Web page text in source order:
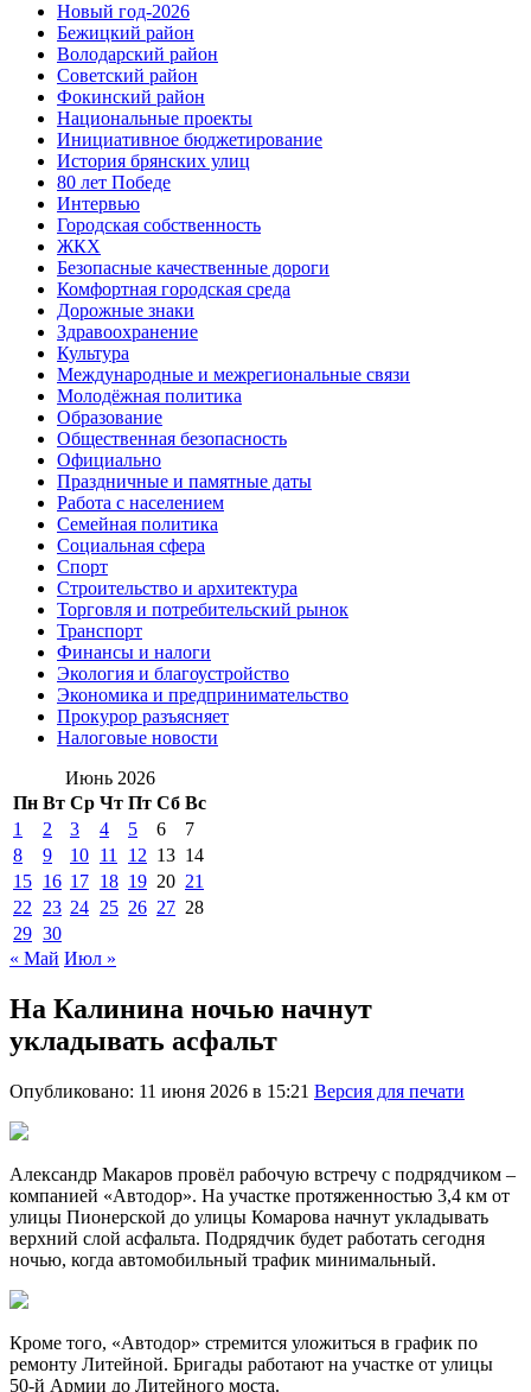
Новый год-2026
Бежицкий район
Володарский район
Советский район
Фокинский район
Национальные проекты
Инициативное бюджетирование
История брянских улиц
80 лет Победе
Интервью
Городская собственность
ЖКХ
Безопасные качественные дороги
Комфортная городская среда
Дорожные знаки
Здравоохранение
Культура
Международные и межрегиональные связи
Молодёжная политика
Образование
Общественная безопасность
Официально
Праздничные и памятные даты
Работа с населением
Семейная политика
Социальная сфера
Спорт
Строительство и архитектура
Торговля и потребительский рынок
Транспорт
Финансы и налоги
Экология и благоустройство
Экономика и предпринимательство
Прокурор разъясняет
Налоговые новости
Июнь 2026
Пн Вт Ср Чт Пт Сб Вс
1
2 3 4 5 6
7
8
9 10 11 12 13 14
15 16 17 18 19 20 21
22
23 24 25 26 27 28
29 30
« Май Июл »
На Калинина ночью начнут
укладывать асфальт
Опубликовано: 11 июня 2026 в 15:21 Версия для печати
Александр Макаров провёл рабочую встречу с подрядчиком –
компанией «Автодор». На участке протяженностью 3,4 км от
улицы Пионерской до улицы Комарова начнут укладывать
верхний слой асфальта. Подрядчик будет работать сегодня
ночью, когда автомобильный трафик минимальный.
Кроме того, «Автодор» стремится уложиться в график по
ремонту Литейной. Бригады работают на участке от улицы
50-й Армии до Литейного моста.